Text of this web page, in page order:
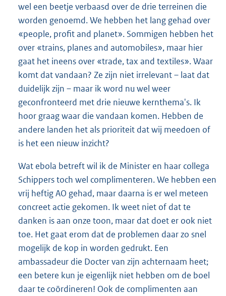
wel een beetje verbaasd over de drie terreinen die
worden genoemd. We hebben het lang gehad over
«people, profit and planet». Sommigen hebben het
over «trains, planes and automobiles», maar hier
gaat het ineens over «trade, tax and textiles». Waar
komt dat vandaan? Ze zijn niet irrelevant – laat dat
duidelijk zijn – maar ik word nu wel weer
geconfronteerd met drie nieuwe kernthema's. Ik
hoor graag waar die vandaan komen. Hebben de
andere landen het als prioriteit dat wij meedoen of
is het een nieuw inzicht?
Wat ebola betreft wil ik de Minister en haar collega
Schippers toch wel complimenteren. We hebben een
vrij heftig AO gehad, maar daarna is er wel meteen
concreet actie gekomen. Ik weet niet of dat te
danken is aan onze toon, maar dat doet er ook niet
toe. Het gaat erom dat de problemen daar zo snel
mogelijk de kop in worden gedrukt. Een
ambassadeur die Docter van zijn achternaam heet;
een betere kun je eigenlijk niet hebben om de boel
daar te coördineren! Ook de complimenten aan